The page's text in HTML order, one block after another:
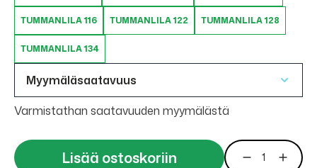
TUMMANLILA 116 TUMMANLILA 122 TUMMANLILA 128
TUMMANLILA 134
Myymäläsaatavuus
Varmistathan saatavuuden myymälästä
Lisää ostoskoriin